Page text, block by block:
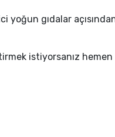
gıdalar
istiyorsanız hemen